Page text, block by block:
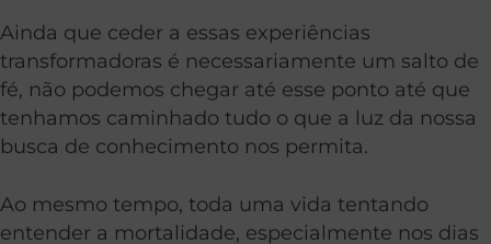
Ainda que ceder a essas experiências
transformadoras é necessariamente um salto de
fé, não podemos chegar até esse ponto até que
tenhamos caminhado tudo o que a luz da nossa
busca de conhecimento nos permita.
Ao mesmo tempo, toda uma vida tentando
entender a mortalidade, especialmente nos dias